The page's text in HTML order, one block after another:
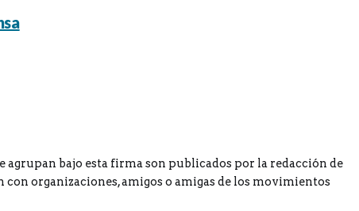
agrupan bajo esta firma son publicados por la redacción de
con organizaciones, amigos o amigas de los movimientos